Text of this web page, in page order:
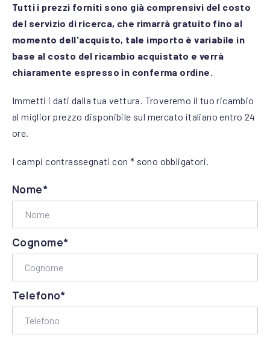
Tutti i prezzi forniti sono già comprensivi del costo
del servizio di ricerca, che rimarrà gratuito fino al
momento dell'acquisto, tale importo è variabile in
base al costo del ricambio acquistato e verrà
chiaramente espresso in conferma ordine.
Immetti i dati dalla tua vettura. Troveremo il tuo ricambio
al miglior prezzo disponibile sul mercato italiano entro 24
ore.
I campi contrassegnati con * sono obbligatori.
Nome*
Cognome*
Telefono*